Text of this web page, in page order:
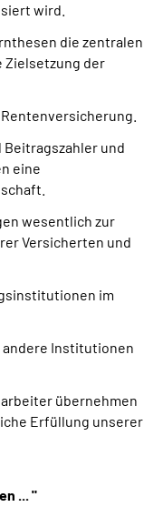
wird.
die zentralen
Zielsetzung der
und
eine
wesentlich zur
Versicherten und
im
Institutionen
übernehmen
Erfüllung unserer
... "